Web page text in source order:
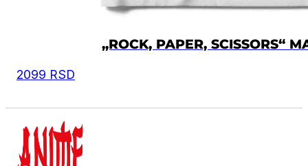
64 80
66 82
5XL
4XL 68 80
„ROCK, PAPER, SCISSORS“
2099 RSD